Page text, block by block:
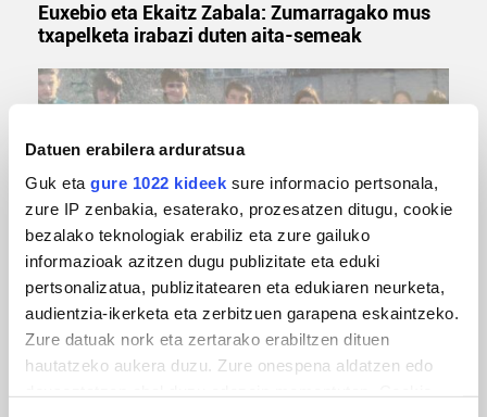
Datuen erabilera arduratsua
Guk eta gure 1022 kideek sure informacio pertsonala,
zure IP zenbakia, esaterako, prozesatzen ditugu, cookie
bezalako teknologiak erabiliz eta zure gailuko
informazioak azitzen dugu publizitate eta eduki
pertsonalizatua, publizitatearen eta edukiaren neurketa,
audientzia-ikerketa eta zerbitzuen garapena eskaintzeko.
Zure datuak nork eta zertarako erabiltzen dituen
hautatzeko aukera duzu. Zure onespena aldatzen edo
Euxebio eta Ekaitz Zabala: Zumarragako mus
txapelketa irabazi duten aita-semeak
TXIRRINDULARITZA
Tourreko goierritarrak